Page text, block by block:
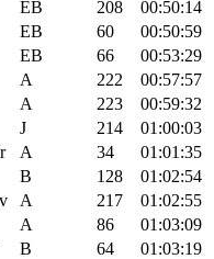
EB 208
00:50:14
EB 60
00:50:59
EB 66
00:53:29
A 222
00:57:57
A 223
00:59:32
J 214
01:00:03
A 34
01:01:35
B 128
01:02:54
A 217
01:02:55
A 86
01:03:09
B 64
01:03:19